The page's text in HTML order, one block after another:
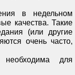
в недельном
качества. Такие
(или другие
очень часто,
необходима для